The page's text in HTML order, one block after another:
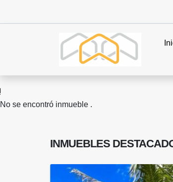
No se encontró inmueble .
INMUEBLES